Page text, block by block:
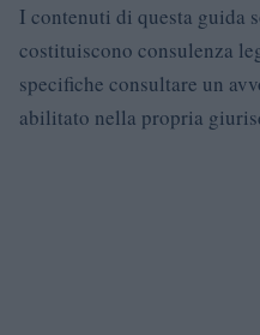
I contenuti di questa guida
costituiscono consulenza
specifiche consultare un
abilitato nella propria